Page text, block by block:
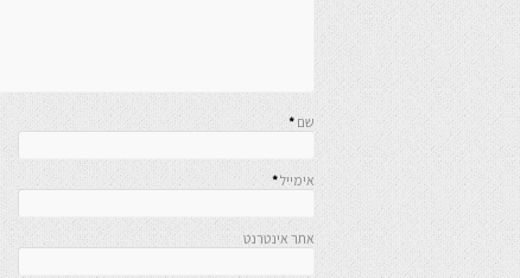
שם *
אימייל*
אתר אינטרנט